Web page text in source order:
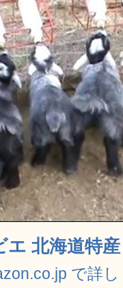
エ 北海道特
で詳